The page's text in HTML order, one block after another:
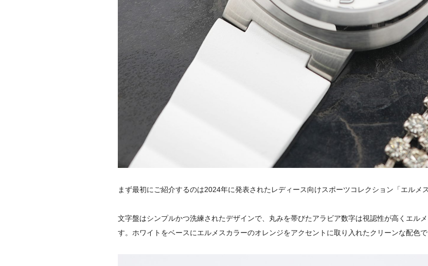
まず最初にご紹介するのは2024年に発表されたレディース向けスポーツコレクション「エルメ
文字盤はシンプルかつ洗練されたデザインで、丸みを帯びたアラビア数字は視認性が高くエル
す。ホワイトをベースにエルメスカラーのオレンジをアクセントに取り入れたクリーンな配色